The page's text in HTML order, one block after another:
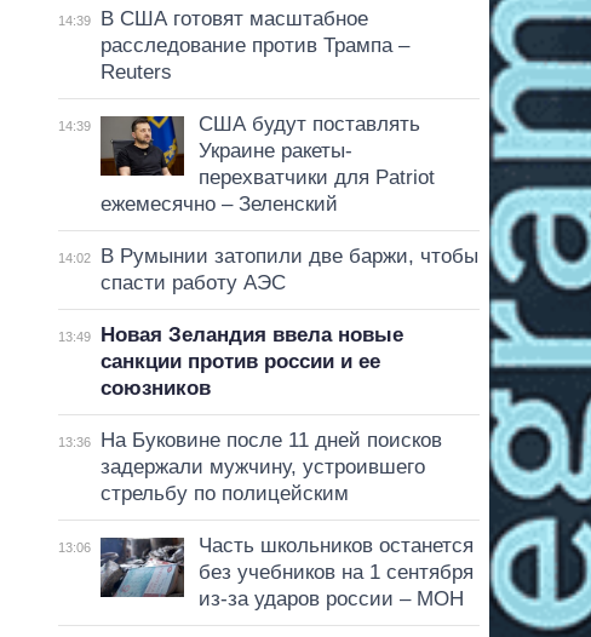
14:39
В США готовят масштабное
расследование против Трампа –
Reuters
14:39
США будут поставлять
Украине ракеты-
перехватчики для Patriot
ежемесячно – Зеленский
14:02
В Румынии затопили две баржи, чтобы
спасти работу АЭС
13:49
Новая Зеландия ввела новые
санкции против россии и ее
союзников
13:36
На Буковине после 11 дней поисков
задержали мужчину, устроившего
стрельбу по полицейским
13:06
Часть школьников останется
без учебников на 1 сентября
из-за ударов россии – МОН